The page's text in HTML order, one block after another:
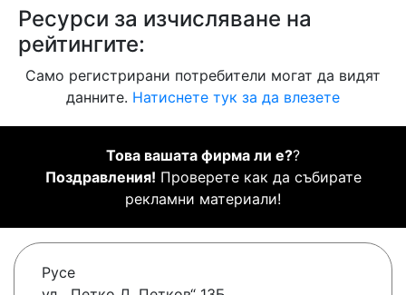
Ресурси за изчисляване на
рейтингите:
Само регистрирани потребители могат да видят
данните. Натиснете тук за да влезете
Това вашата фирма ли е??
Поздравления! Проверете как да събирате
рекламни материали!
Русе